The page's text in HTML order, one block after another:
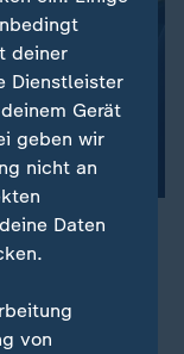
Brücke hat
Opfer gedacht.
und die
deiner
Dienstleister
Gerät
geben wir
nicht an
Daten
von